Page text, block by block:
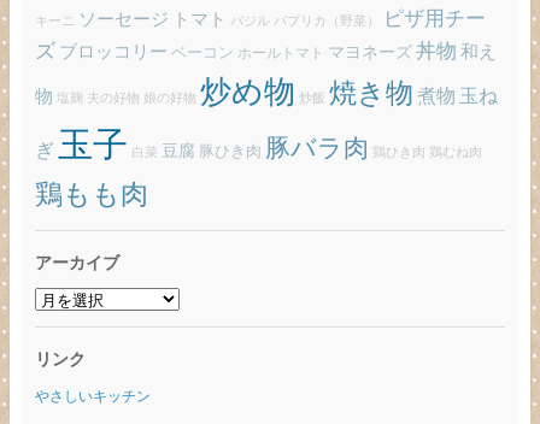
キーニ ソーセージ トマト バジル パプリカ（野菜）
ピザ用チー
ズ ブロッコリー ベーコン ホールトマト マヨネーズ丼物 和え
物 塩麹 夫の好物 娘の好物 炒め物 炒飯 焼き物煮物 玉ね
ぎ玉子 白菜 豆腐 豚ひき肉 豚バラ肉 鶏ひき肉 鶏むね肉
鶏もも肉
アーカイブ
ア
イ
ブ
リンク
やさしいキッチン